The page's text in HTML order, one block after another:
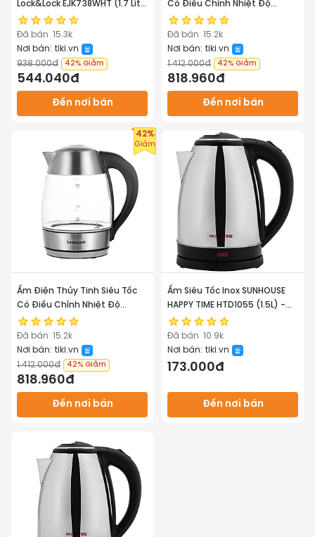
Lock&Lock EJK738WHT (1.7 Lít)
- Trắng - Hàng chính hãng
Đã bán 15.3k
Nơi bán: tiki.vn
938.000đ
42% Giảm
544.040đ
Đến nơi bán
Có Điều Chỉnh Nhiệt Độ
Lock&Lock EJK341 (1.8L) - Hàng
chính hãng
Đã bán 15.2k
Nơi bán: tiki.vn
1.412.000đ
42% Giảm
818.960đ
Đến nơi bán
42%
Giảm
Ấm Điện Thủy Tinh Siêu Tốc
Có Điều Chỉnh Nhiệt Độ
Lock&Lock EJK341 (1.8L) - Hàng
chính hãng
Đã bán 15.2k
Nơi bán: tiki.vn
1.412.000đ
42% Giảm
818.960đ
Đến nơi bán
Ấm Siêu Tốc Inox SUNHOUSE
HAPPY TIME HTD1055 (1.5L) -
Hàng Chính Hãng
Đã bán 10.9k
Nơi bán: tiki.vn
173.000đ
Đến nơi bán